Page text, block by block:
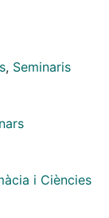
, Seminaris
i Ciències